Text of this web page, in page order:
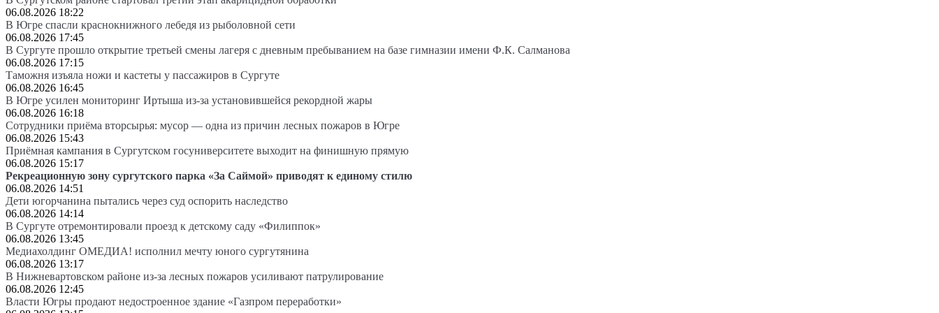
06.08.2026 18:22
В Югре спасли краснокнижного лебедя из рыболовной сети
06.08.2026 17:45
В Сургуте прошло открытие третьей смены лагеря с дневным пребыванием на базе гимназии имени Ф.К. Салманова
06.08.2026 17:15
Таможня изъяла ножи и кастеты у пассажиров в Сургуте
06.08.2026 16:45
В Югре усилен мониторинг Иртыша из-за установившейся рекордной жары
06.08.2026 16:18
Сотрудники приёма вторсырья: мусор — одна из причин лесных пожаров в Югре
06.08.2026 15:43
Приёмная кампания в Сургутском госуниверситете выходит на финишную прямую
06.08.2026 15:17
Рекреационную зону сургутского парка «За Саймой» приводят к единому стилю
06.08.2026 14:51
Дети югорчанина пытались через суд оспорить наследство
06.08.2026 14:14
В Сургуте отремонтировали проезд к детскому саду «Филиппок»
06.08.2026 13:45
Медиахолдинг ОМЕДИА! исполнил мечту юного сургутянина
06.08.2026 13:17
В Нижневартовском районе из-за лесных пожаров усиливают патрулирование
06.08.2026 12:45
Власти Югры продают недостроенное здание «Газпром переработки»